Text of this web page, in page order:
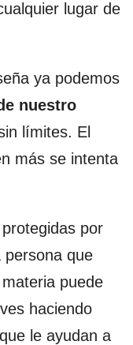
lugar de
ya podemos
nuestro
límites. El
más se intenta
por
persona que
puede
haciendo
le ayudan a